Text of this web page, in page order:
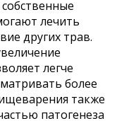
лечить
других трав.
легче
более
также
патогенеза